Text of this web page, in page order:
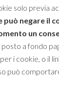
solo previa
negare il
un
a fondo
i cookie, o il
può